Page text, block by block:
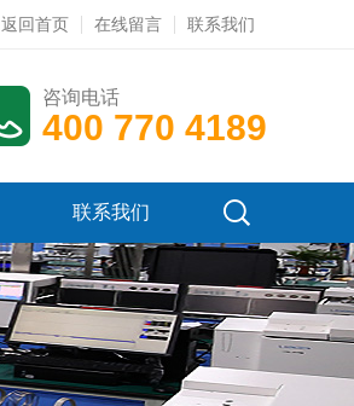
返回首页 在线留言 联系我们
咨询电话
400 770 4189
联系我们